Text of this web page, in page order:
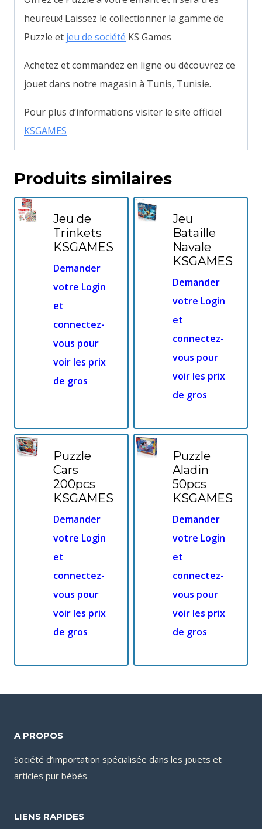
heureux! Laissez le collectionner la gamme de
Puzzle et jeu de société KS Games
Achetez et commandez en ligne ou découvrez ce
jouet dans notre magasin à Tunis, Tunisie.
Pour plus d’informations visiter le site officiel
KSGAMES
Produits similaires
Jeu de
Trinkets
KSGAMES
Demander
votre Login
et
connectez-
vous pour
voir les prix
de gros
Jeu
Bataille
Navale
KSGAMES
Demander
votre Login
et
connectez-
vous pour
voir les prix
de gros
Puzzle
Cars
200pcs
KSGAMES
Demander
votre Login
et
connectez-
vous pour
voir les prix
de gros
Puzzle
Aladin
50pcs
KSGAMES
Demander
votre Login
et
connectez-
vous pour
voir les prix
de gros
A PROPOS
Société d’importation spécialisée dans les jouets et
articles pur bébés
LIENS RAPIDES